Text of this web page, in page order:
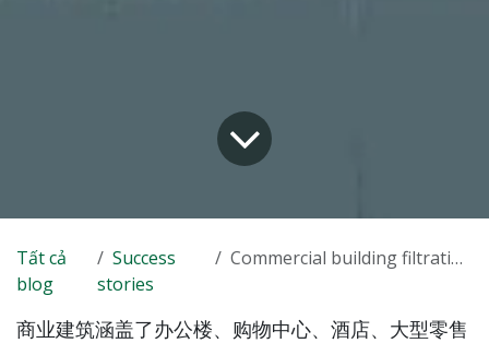
Tất cả
blog
Success
stories
Commercial building filtration solution
商业建筑涵盖了办公楼、购物中心、酒店、大型零售